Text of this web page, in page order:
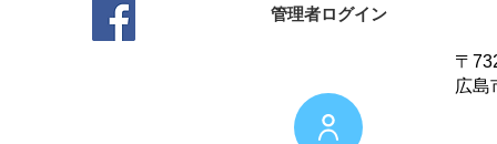
管理者ログイン
〒
広島